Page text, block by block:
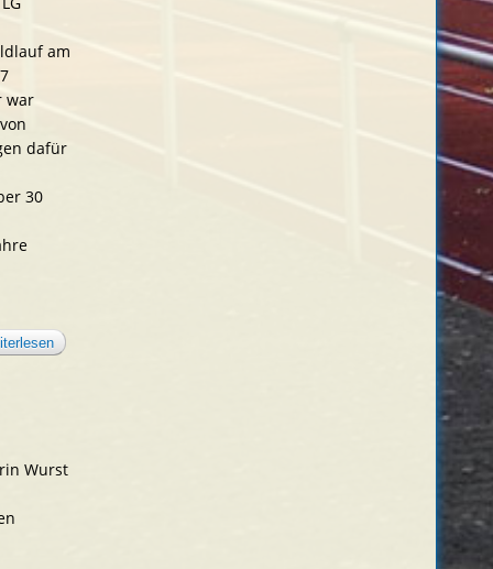
am
war
dafür
30
über die lg
ist stark
Wurst